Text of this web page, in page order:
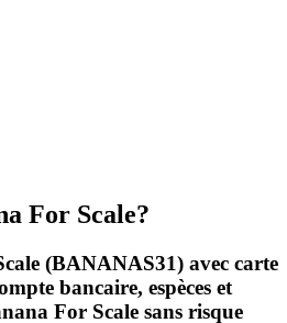
For Scale?
(BANANAS31) avec carte
bancaire, espèces et
For Scale sans risque